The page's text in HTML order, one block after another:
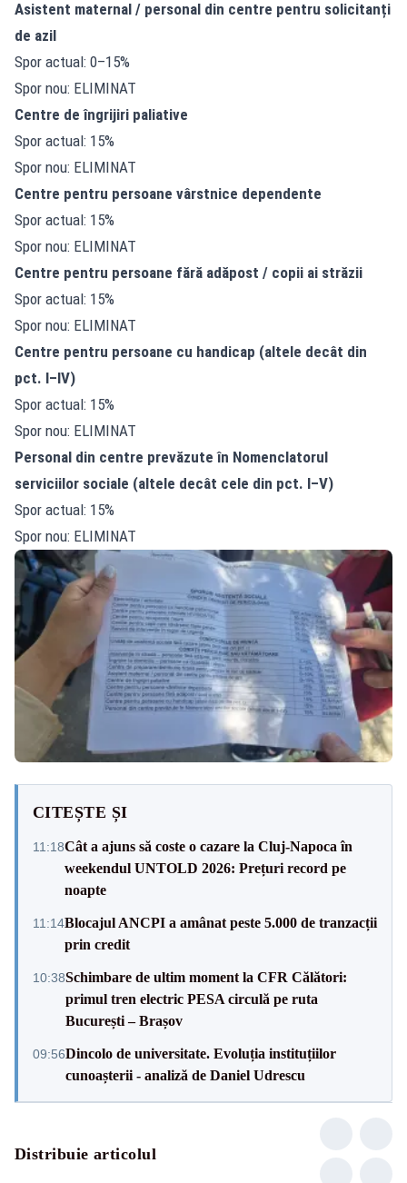
Asistent maternal / personal din centre pentru solicitanți
de azil
Spor actual: 0–15%
Spor nou: ELIMINAT
Centre de îngrijiri paliative
Spor actual: 15%
Spor nou: ELIMINAT
Centre pentru persoane vârstnice dependente
Spor actual: 15%
Spor nou: ELIMINAT
Centre pentru persoane fără adăpost / copii ai străzii
Spor actual: 15%
Spor nou: ELIMINAT
Centre pentru persoane cu handicap (altele decât din
pct. I–IV)
Spor actual: 15%
Spor nou: ELIMINAT
Personal din centre prevăzute în Nomenclatorul
serviciilor sociale (altele decât cele din pct. I–V)
Spor actual: 15%
Spor nou: ELIMINAT
CITEȘTE ȘI
11:18Cât a ajuns să coste o cazare la Cluj-Napoca în
weekendul UNTOLD 2026: Prețuri record pe
noapte
11:14Blocajul ANCPI a amânat peste 5.000 de tranzacții
prin credit
10:38Schimbare de ultim moment la CFR Călători:
primul tren electric PESA circulă pe ruta
București – Brașov
09:56Dincolo de universitate. Evoluția instituțiilor
cunoașterii - analiză de Daniel Udrescu
Distribuie articolul